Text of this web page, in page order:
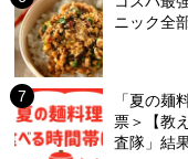
ニック全
「夏の麺
票＞【教
査隊」結